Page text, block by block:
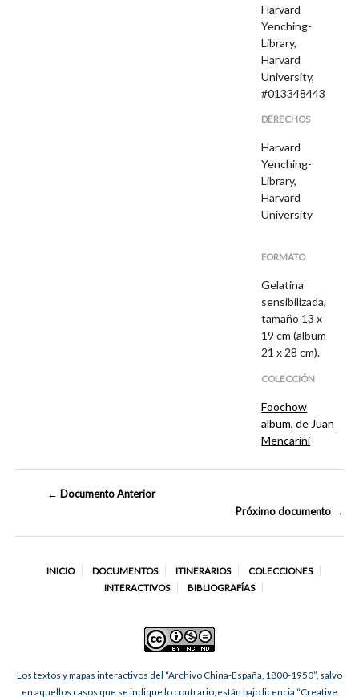
Harvard
Yenching-
Library,
Harvard
University,
#013348443
DERECHOS
Harvard
Yenching-
Library,
Harvard
University
FORMATO
Gelatina
sensibilizada,
tamaño 13 x
19 cm (album
21 x 28 cm).
COLECCIÓN
Foochow
album, de Juan
Mencarini
← Documento Anterior
Próximo documento →
INICIO DOCUMENTOS ITINERARIOS
COLECCIONES
INTERACTIVOS
BIBLIOGRAFÍAS
Los textos y mapas interactivos del “Archivo China-España, 1800-1950”, salvo
en aquellos casos que se indique lo contrario, están bajo licencia “Creative